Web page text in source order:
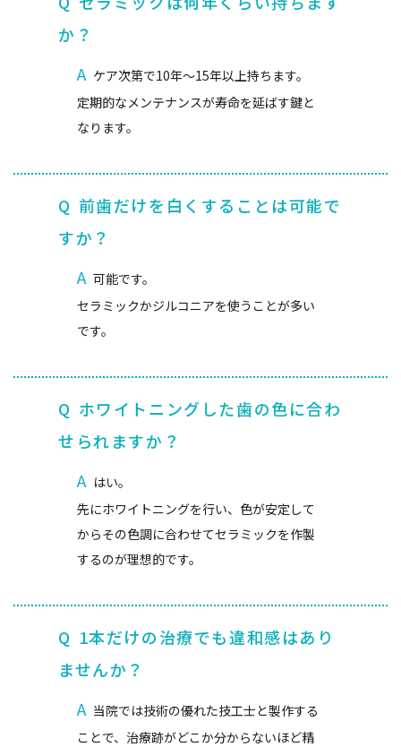
か？
A ケア次第で10年〜15年以上持ちます。
定期的なメンテナンスが寿命を延ばす鍵と
なります。
Q 前歯だけを白くすることは可能で
すか？
A 可能です。
セラミックかジルコニアを使うことが多い
です。
Q ホワイトニングした歯の色に合わ
せられますか？
A はい。
先にホワイトニングを行い、色が安定して
からその色調に合わせてセラミックを作製
するのが理想的です。
Q 1本だけの治療でも違和感はあり
ませんか？
A 当院では技術の優れた技工士と製作する
ことで、治療跡がどこか分からないほど精